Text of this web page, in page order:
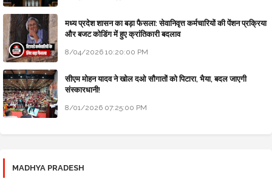
मध्य प्रदेश शासन का बड़ा फैसला: सेवानिवृत्त कर्मचारियों की पेंशन प्रक्रिया
और बजट कोडिंग में हुए क्रांतिकारी बदलाव
8/04/2026 10:20:00 PM
सीएम मोहन यादव ने खोल दओ सौगातों को पिटारा, भैया, बदल जाएगी
संस्कारधानी!
8/01/2026 07:25:00 PM
MADHYA PRADESH